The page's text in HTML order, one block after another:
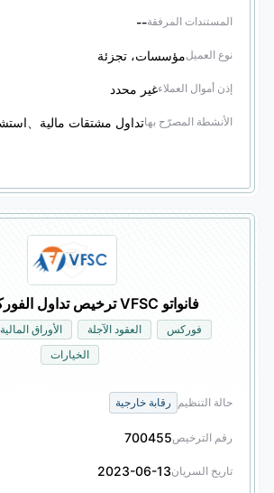
المستندات المرفقة--
نوع العميلمؤسسات، تجزئة
إذن أموال العملاءغير محدد
الأنشطة المصرّح بها
فانواتو VFSC ترخيص تداول الفوركس (EP)
فوركس العقود الآجلة الأوراق المالية
الخيارات
حالة التنظيم رقابة خارجية
رقم الترخيص700455
تاريخ السريان2023-06-13